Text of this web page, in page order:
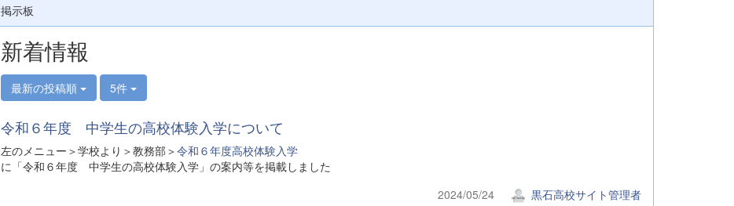
掲示板
新着情報
最新の投稿順 5件
令和６年度 中学生の高校体験入学について
左のメニュー＞学校より＞教務部＞令和６年度高校体験入学
に「令和６年度 中学生の高校体験入学」の案内等を掲載しました
2024/05/24
黒石高校サイト管理者